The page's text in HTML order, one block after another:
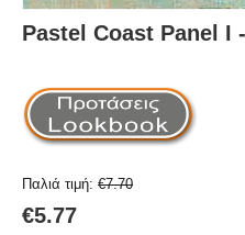
Pastel Coast Panel I
Παλιά τιμή: €7.70
€5.77